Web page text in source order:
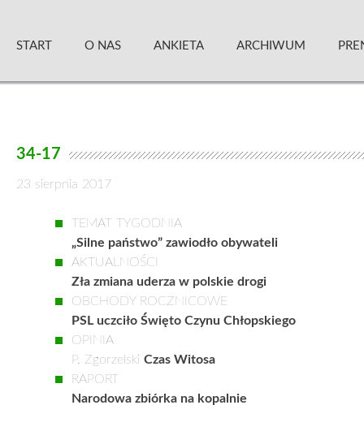
content
START O NAS ANKIETA ARCHIWUM
34-17
23 sierpnia 2017
TEMAT TYGODNIA
„Silne państwo” zawiodło obywateli
AKTUALNOŚCI
Zła zmiana uderza w polskie drogi
OBCHODY ROCZNICOWE
PSL uczciło Święto Czynu Chłopskiego
OPINIA
P. Zgorzelski Czas Witosa
RAPORT
Narodowa zbiórka na kopalnie